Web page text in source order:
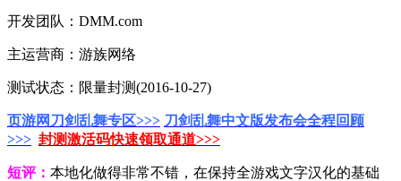
开发团队：DMM.com
主运营商：游族网络
测试状态：限量封测(2016-10-27)
页游网刀剑乱舞专区>>> 刀剑乱舞中文版发布会全程回顾
>>> 封测激活码快速领取通道>>>
短评： 本地化做得非常不错，在保持全游戏文字汉化的基础